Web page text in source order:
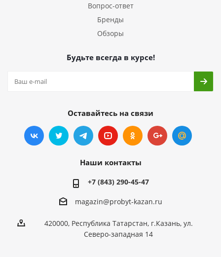
Вопрос-ответ
Бренды
Обзоры
Будьте всегда в курсе!
Оставайтесь на связи
Наши контакты
+7 (843) 290-45-47
magazin@probyt-kazan.ru
420000, Республика Татарстан, г.Казань, ул.
Северо-западная 14